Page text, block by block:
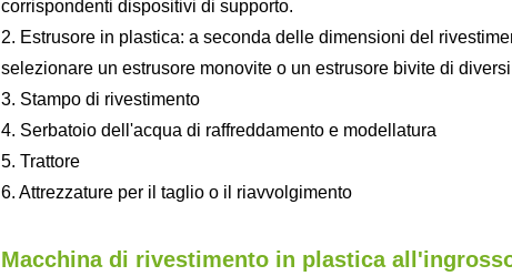
corrispondenti dispositivi di supporto.
2. Estrusore in plastica: a seconda delle dimensioni del
selezionare un estrusore monovite o un estrusore bivite di
3. Stampo di rivestimento
4. Serbatoio dell'acqua di raffreddamento e modellatura
5. Trattore
6. Attrezzature per il taglio o il riavvolgimento
Macchina di rivestimento in plastica